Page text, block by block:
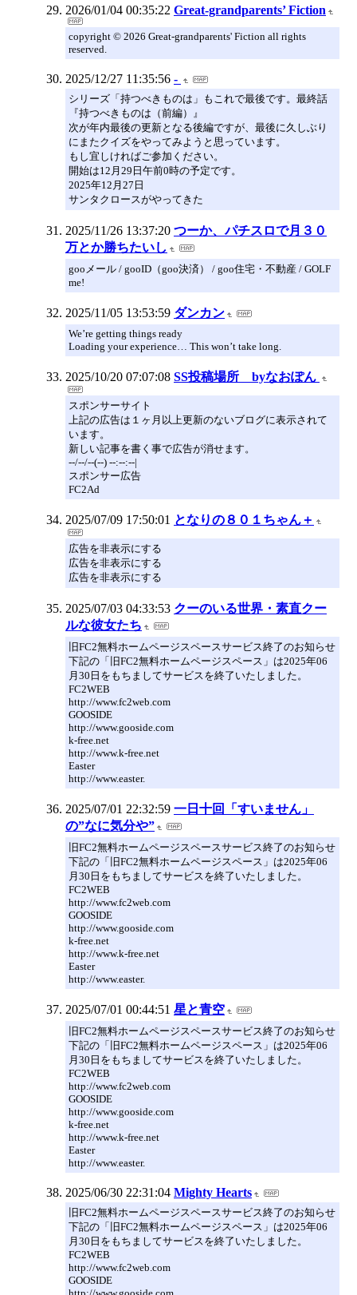
2026/01/04 00:35:22 Great-grandparents’ Fiction
copyright © 2026 Great-grandparents' Fiction all rights
reserved.
2025/12/27 11:35:56 -
シリーズ「持つべきものは」もこれで最後です。最終話
『持つべきものは（前編）』
次が年内最後の更新となる後編ですが、最後に久しぶり
にまたクイズをやってみようと思っています。
もし宜しければご参加ください。
開始は12月29日午前0時の予定です。
2025年12月27日
サンタクロースがやってきた
2025/11/26 13:37:20 つーか、パチスロで月３０
万とか勝ちたいし
gooメール / gooID（goo決済） / goo住宅・不動産 / GOLF
me!
2025/11/05 13:53:59 ダンカン
We’re getting things ready
Loading your experience… This won’t take long.
2025/10/20 07:07:08 SS投稿場所 byなおぽん
スポンサーサイト
上記の広告は１ヶ月以上更新のないブログに表示されて
います。
新しい記事を書く事で広告が消せます。
--/--/--(--) --:--:--|
スポンサー広告
FC2Ad
2025/07/09 17:50:01 となりの８０１ちゃん＋
広告を非表示にする
広告を非表示にする
広告を非表示にする
2025/07/03 04:33:53 クーのいる世界・素直クー
ルな彼女たち
旧FC2無料ホームページスペースサービス終了のお知らせ
下記の「旧FC2無料ホームページスペース」は2025年06
月30日をもちましてサービスを終了いたしました。
FC2WEB
http://www.fc2web.com
GOOSIDE
http://www.gooside.com
k-free.net
http://www.k-free.net
Easter
http://www.easter.
2025/07/01 22:32:59 一日十回「すいません」
の”なに気分や”
旧FC2無料ホームページスペースサービス終了のお知らせ
下記の「旧FC2無料ホームページスペース」は2025年06
月30日をもちましてサービスを終了いたしました。
FC2WEB
http://www.fc2web.com
GOOSIDE
http://www.gooside.com
k-free.net
http://www.k-free.net
Easter
http://www.easter.
2025/07/01 00:44:51 星と青空
旧FC2無料ホームページスペースサービス終了のお知らせ
下記の「旧FC2無料ホームページスペース」は2025年06
月30日をもちましてサービスを終了いたしました。
FC2WEB
http://www.fc2web.com
GOOSIDE
http://www.gooside.com
k-free.net
http://www.k-free.net
Easter
http://www.easter.
2025/06/30 22:31:04 Mighty Hearts
旧FC2無料ホームページスペースサービス終了のお知らせ
下記の「旧FC2無料ホームページスペース」は2025年06
月30日をもちましてサービスを終了いたしました。
FC2WEB
http://www.fc2web.com
GOOSIDE